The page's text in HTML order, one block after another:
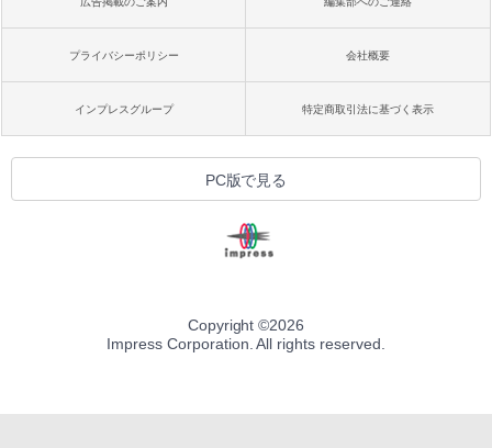
プライバシーポリシー 会社概要
インプレスグループ 特定商取引法に基づく表示
PC版で見る
Copyright ©2026
Impress Corporation. All rights reserved.